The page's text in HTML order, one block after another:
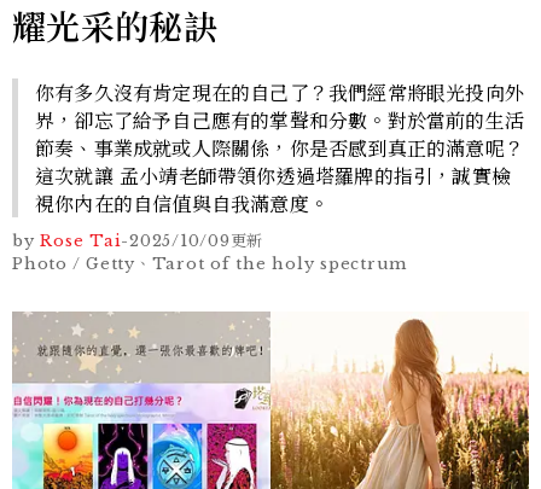
耀光采的秘訣
你有多久沒有肯定現在的自己了？我們經常將眼光投向外
界，卻忘了給予自己應有的掌聲和分數。對於當前的生活
節奏、事業成就或人際關係，你是否感到真正的滿意呢？
這次就讓 孟小靖老師帶領你透過塔羅牌的指引，誠實檢
視你內在的自信值與自我滿意度。
by Rose Tai-2025/10/09更新
Photo / Getty、Tarot of the holy spectrum